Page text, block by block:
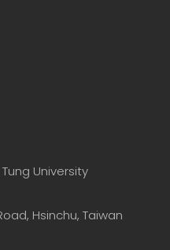
University
Hsinchu, Taiwan